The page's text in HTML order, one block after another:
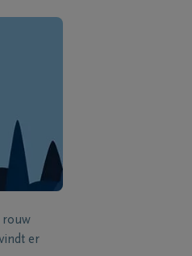
rouw
er